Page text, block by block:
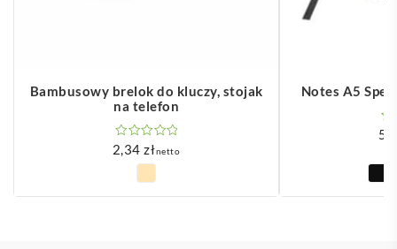
Bambusowy brelok do kluczy, stojak
na telefon
2,34złnetto
Notes A5